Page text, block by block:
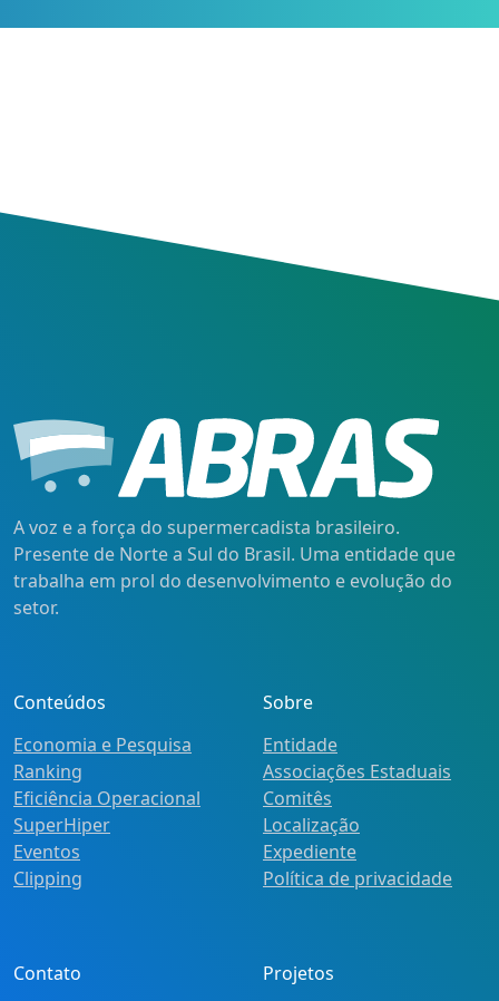
A voz e a força do supermercadista brasileiro.
Presente de Norte a Sul do Brasil. Uma entidade que
trabalha em prol do desenvolvimento e evolução do
setor.
Conteúdos
Economia e Pesquisa
Ranking
Eficiência Operacional
SuperHiper
Eventos
Clipping
Sobre
Entidade
Associações Estaduais
Comitês
Localização
Expediente
Política de privacidade
Contato Projetos